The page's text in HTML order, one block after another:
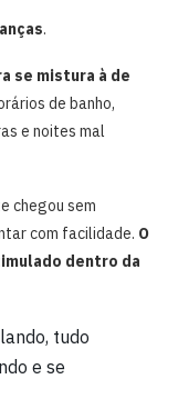
.
se mistura à de
de banho,
e noites mal
chegou sem
com facilidade. O
dentro da
tudo
e se